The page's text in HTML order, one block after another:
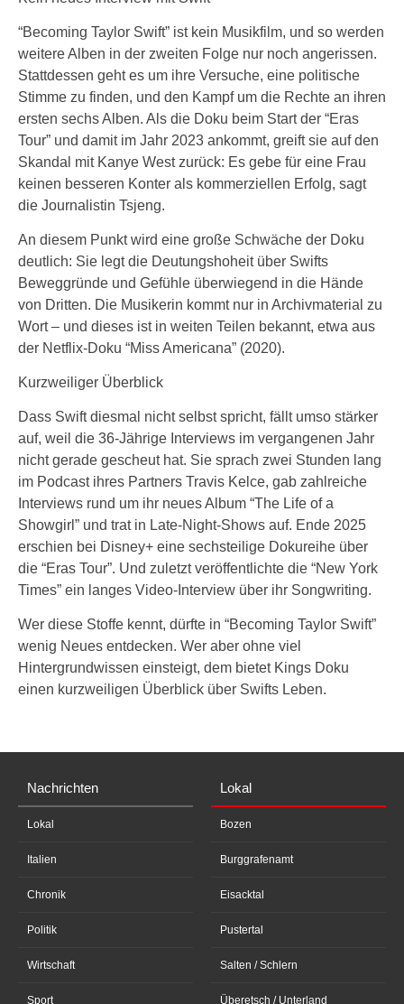
“Becoming Taylor Swift” ist kein Musikfilm, und so werden
weitere Alben in der zweiten Folge nur noch angerissen.
Stattdessen geht es um ihre Versuche, eine politische
Stimme zu finden, und den Kampf um die Rechte an ihren
ersten sechs Alben. Als die Doku beim Start der “Eras
Tour” und damit im Jahr 2023 ankommt, greift sie auf den
Skandal mit Kanye West zurück: Es gebe für eine Frau
keinen besseren Konter als kommerziellen Erfolg, sagt
die Journalistin Tsjeng.
An diesem Punkt wird eine große Schwäche der Doku
deutlich: Sie legt die Deutungshoheit über Swifts
Beweggründe und Gefühle überwiegend in die Hände
von Dritten. Die Musikerin kommt nur in Archivmaterial zu
Wort – und dieses ist in weiten Teilen bekannt, etwa aus
der Netflix-Doku “Miss Americana” (2020).
Kurzweiliger Überblick
Dass Swift diesmal nicht selbst spricht, fällt umso stärker
auf, weil die 36-Jährige Interviews im vergangenen Jahr
nicht gerade gescheut hat. Sie sprach zwei Stunden lang
im Podcast ihres Partners Travis Kelce, gab zahlreiche
Interviews rund um ihr neues Album “The Life of a
Showgirl” und trat in Late-Night-Shows auf. Ende 2025
erschien bei Disney+ eine sechsteilige Dokureihe über
die “Eras Tour”. Und zuletzt veröffentlichte die “New York
Times” ein langes Video-Interview über ihr Songwriting.
Wer diese Stoffe kennt, dürfte in “Becoming Taylor Swift”
wenig Neues entdecken. Wer aber ohne viel
Hintergrundwissen einsteigt, dem bietet Kings Doku
einen kurzweiligen Überblick über Swifts Leben.
Nachrichten
Lokal
Italien
Chronik
Politik
Wirtschaft
Sport
Lokal
Bozen
Burggrafenamt
Eisacktal
Pustertal
Salten / Schlern
Überetsch / Unterland